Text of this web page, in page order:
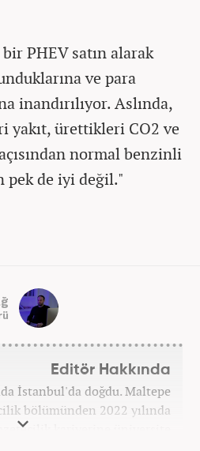
PHEV satın alarak
ve para
inandırılıyor. Aslında,
yakıt, ürettikleri CO2 ve
normal benzinli
pek de iyi değil."
Editör Hakkında
İstanbul'da doğdu. Maltepe
bölümünden 2022 yılında
kariyerine üniversite